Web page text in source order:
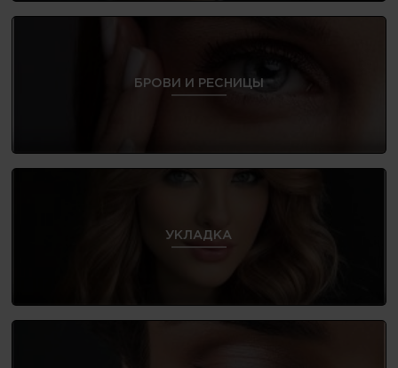
БРОВИ И РЕСНИЦЫ
УКЛАДКА